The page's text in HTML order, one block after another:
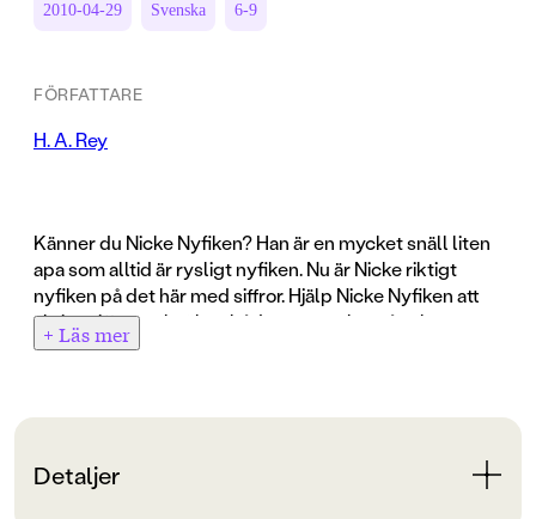
2010-04-29 Svenska 6-9
FÖRFATTARE
H. A. Rey
Känner du Nicke Nyfiken? Han är en mycket snäll liten
apa som alltid är rysligt nyfiken. Nu är Nicke riktigt
nyfiken på det här med siffror. Hjälp Nicke Nyfiken att
skriva siffror och räkna både stora och små saker.
+ Läs mer
Detaljer